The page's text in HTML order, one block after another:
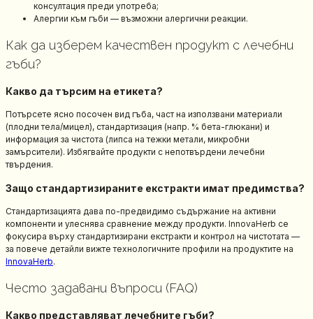
консултация преди употреба;
Алергии към гъби — възможни алергични реакции.
Как да изберем качествен продукт с лечебни
гъби?
Какво да търсим на етикета?
Потърсете ясно посочен вид гъба, част на използвани материали
(плодни тела/мицел), стандартизация (напр. % бета-глюкани) и
информация за чистота (липса на тежки метали, микробни
замърсители). Избягвайте продукти с непотвърдени лечебни
твърдения.
Защо стандартизираните екстракти имат предимства?
Стандартизацията дава по-предвидимо съдържание на активни
компоненти и улеснява сравнение между продукти. InnovaHerb се
фокусира върху стандартизирани екстракти и контрол на чистотата —
за повече детайли вижте технологичните профили на продуктите на
InnovaHerb.
Често задавани въпроси (FAQ)
Какво представляват лечебните гъби?